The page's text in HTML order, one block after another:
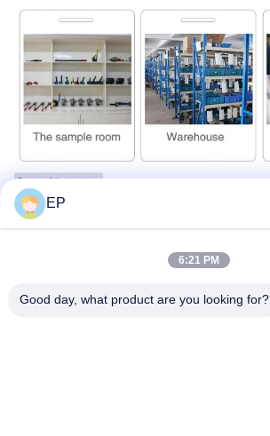
EP
6:21 PM
Good day, what product are you looking for?